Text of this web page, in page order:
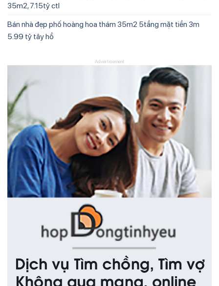
35m2, 7.15tỷ ctl
Bán nhà đẹp phố hoàng hoa thám 35m2 5tầng mặt tiền 3m
5.99 tỷ tây hồ
Advertisement